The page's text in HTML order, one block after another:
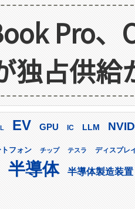
Pro
独占供給
EV GPU IC LLM
フォン チップ テスラ ディスプレ
半導体 半導体製造装置